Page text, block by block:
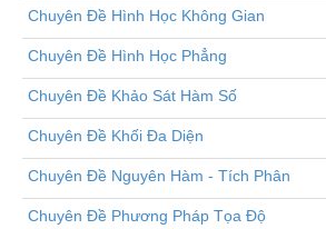
Chuyên Đề Hình Học Không Gian
Chuyên Đề Hình Học Phẳng
Chuyên Đề Khảo Sát Hàm Số
Chuyên Đề Khối Đa Diện
Chuyên Đề Nguyên Hàm - Tích Phân
Chuyên Đề Phương Pháp Tọa Độ